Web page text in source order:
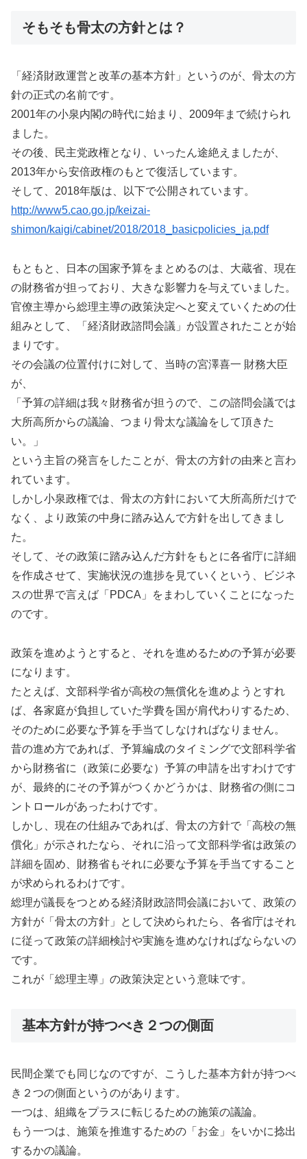
そもそも骨太の方針とは？
「経済財政運営と改革の基本方針」というのが、骨太の方
針の正式の名前です。
2001年の小泉内閣の時代に始まり、2009年まで続けられ
ました。
その後、民主党政権となり、いったん途絶えましたが、
2013年から安倍政権のもとで復活しています。
そして、2018年版は、以下で公開されています。
http://www5.cao.go.jp/keizai-
shimon/kaigi/cabinet/2018/2018_basicpolicies_ja.pdf
もともと、日本の国家予算をまとめるのは、大蔵省、現在
の財務省が担っており、大きな影響力を与えていました。
官僚主導から総理主導の政策決定へと変えていくための仕
組みとして、「経済財政諮問会議」が設置されたことが始
まりです。
その会議の位置付けに対して、当時の宮澤喜一 財務大臣
が、
「予算の詳細は我々財務省が担うので、この諮問会議では
大所高所からの議論、つまり骨太な議論をして頂きた
い。」
という主旨の発言をしたことが、骨太の方針の由来と言わ
れています。
しかし小泉政権では、骨太の方針において大所高所だけで
なく、より政策の中身に踏み込んで方針を出してきまし
た。
そして、その政策に踏み込んだ方針をもとに各省庁に詳細
を作成させて、実施状況の進捗を見ていくという、ビジネ
スの世界で言えば「PDCA」をまわしていくことになった
のです。
政策を進めようとすると、それを進めるための予算が必要
になります。
たとえば、文部科学省が高校の無償化を進めようとすれ
ば、各家庭が負担していた学費を国が肩代わりするため、
そのために必要な予算を手当てしなければなりません。
昔の進め方であれば、予算編成のタイミングで文部科学省
から財務省に（政策に必要な）予算の申請を出すわけです
が、最終的にその予算がつくかどうかは、財務省の側にコ
ントロールがあったわけです。
しかし、現在の仕組みであれば、骨太の方針で「高校の無
償化」が示されたなら、それに沿って文部科学省は政策の
詳細を固め、財務省もそれに必要な予算を手当てすること
が求められるわけです。
総理が議長をつとめる経済財政諮問会議において、政策の
方針が「骨太の方針」として決められたら、各省庁はそれ
に従って政策の詳細検討や実施を進めなければならないの
です。
これが「総理主導」の政策決定という意味です。
基本方針が持つべき２つの側面
民間企業でも同じなのですが、こうした基本方針が持つべ
き２つの側面というのがあります。
一つは、組織をプラスに転じるための施策の議論。
もう一つは、施策を推進するための「お金」をいかに捻出
するかの議論。